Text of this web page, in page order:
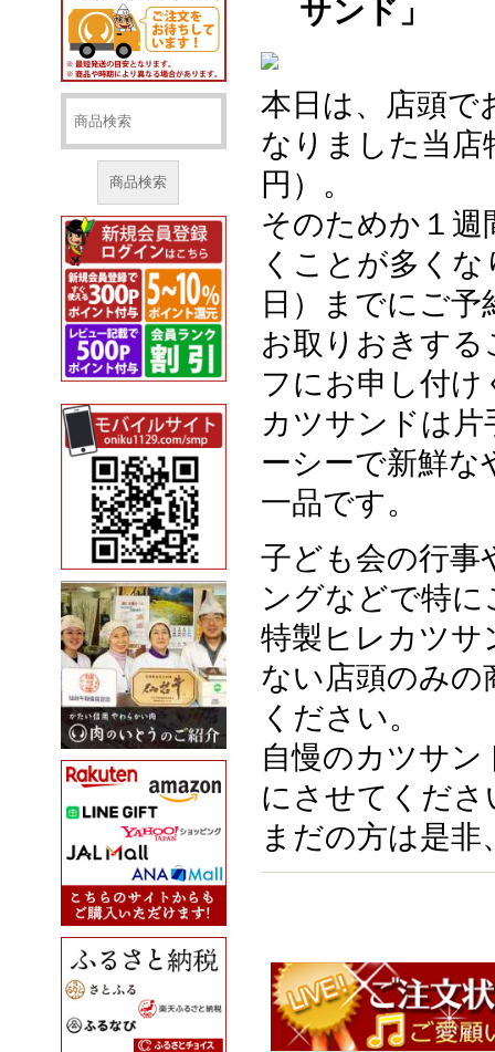
商品検索
サンド」
本日は、店頭で
なりました当店
円）。
そのためか１週
くことが多く
日）までにご
お取りおきす
フにお申し付け
カツサンドは
ーシーで新鮮
一品です。
子ども会の行事
ングなどで特
特製ヒレカツサ
ない店頭のみの
ください。
自慢のカツサ
にさせてくださ
まだの方は是